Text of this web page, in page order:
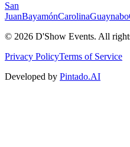
San
JuanBayamónCarolinaGuaynabo
© 2026 D'Show Events. All
Privacy PolicyTerms of Service
Developed by Pintado.AI